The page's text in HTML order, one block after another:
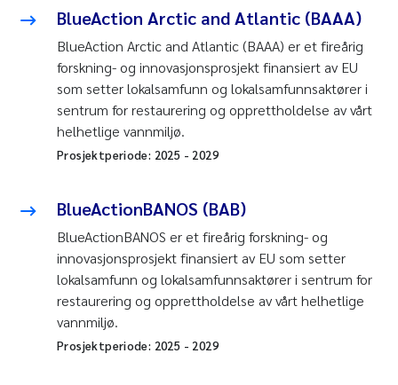
BlueAction Arctic and Atlantic (BAAA)
BlueAction Arctic and Atlantic (BAAA) er et fireårig
forskning- og innovasjonsprosjekt finansiert av EU
som setter lokalsamfunn og lokalsamfunnsaktører i
sentrum for restaurering og opprettholdelse av vårt
helhetlige vannmiljø.
Prosjektperiode: 2025 - 2029
BlueActionBANOS (BAB)
BlueActionBANOS er et fireårig forskning- og
innovasjonsprosjekt finansiert av EU som setter
lokalsamfunn og lokalsamfunnsaktører i sentrum for
restaurering og opprettholdelse av vårt helhetlige
vannmiljø.
Prosjektperiode: 2025 - 2029